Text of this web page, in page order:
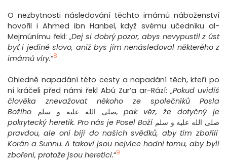
O nezbytnosti následování těchto imámů náboženství
hovořil i Ahmed ibn Hanbel, když svému učedníku al-
Mejmúnímu řekl: „Dej si dobrý pozor, abys nevypustil z úst
byť i jediné slovo, aniž bys jím nenásledoval některého z
imámů víry.“8
Ohledně napadání této cesty a napadání těch, kteří po
ní kráčeli před námi řekl Abú Zur’a ar-Rází: „Pokud uvidíš
člověka znevažovat někoho ze společníků Posla
Božího صلى الله عليه و سلم, pak věz, že dotyčný je
pokrytecký heretik. Pro nás je Posel Boží صلى الله عليه و سلم
pravdou, ale oni bijí do našich svědků, aby tím zbořili
Korán a Sunnu. A takoví jsou nejvíce hodni tomu, aby byli
zbořeni, protože jsou heretici.“9